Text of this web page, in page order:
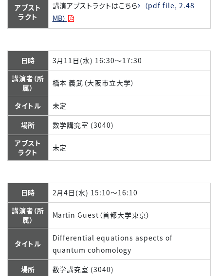
アブスト
ラクト
講演アブストラクトはこちら
（pdf file, 2.48
MB）
日時
3月11日(水) 16:30～17:30
講演者（所
属）
橋本 義武（大阪市立大学）
タイトル
未定
場所
数学講究室 (3040)
アブスト
ラクト
未定
日時
2月4日(水) 15:10～16:10
講演者（所
属）
Martin Guest（首都大学東京）
タイトル
Differential equations aspects of
quantum cohomology
場所
数学講究室 (3040)